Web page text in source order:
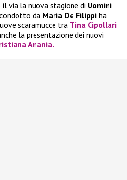
il via la nuova stagione di Uomini
da Maria De Filippi ha
scaramucce tra Tina Cipollari
la presentazione dei nuovi
Anania.